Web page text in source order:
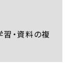
・資料の複